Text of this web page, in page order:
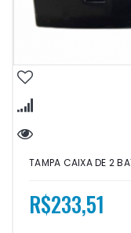
TAMPA CAIXA DE 2
R$233,51